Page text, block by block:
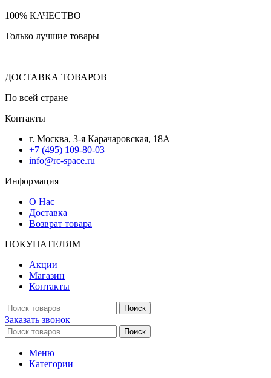
100% КАЧЕСТВО
Только лучшие товары
ДОСТАВКА ТОВАРОВ
По всей стране
Контакты
г. Москва, 3-я Карачаровская, 18А
+7 (495) 109-80-03
info@rc-space.ru
Информация
О Нас
Доставка
Возврат товара
ПОКУПАТЕЛЯМ
Акции
Магазин
Контакты
Поиск
Заказать звонок
Поиск
Меню
Категории